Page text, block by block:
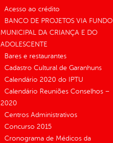
Acesso ao crédito
BANCO DE PROJETOS VIA FUNDO
MUNICIPAL DA CRIANÇA E DO
ADOLESCENTE
Bares e restaurantes
Cadastro Cultural de Garanhuns
Calendário 2020 do IPTU
Calendário Reuniões Conselhos –
2020
Centros Administrativos
Concurso 2015
Cronograma de Médicos da